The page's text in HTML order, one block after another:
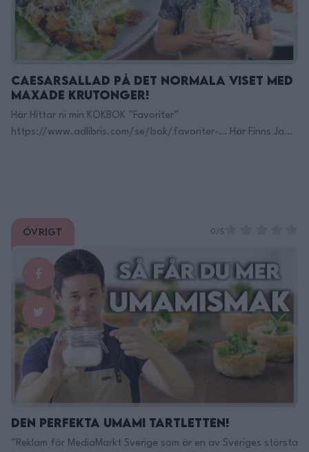
https://adtr.co/XmcR9r Bästa kniv setet:
https://adtr.co/zws3YS …
Continued
Caesarsallad på det normala viset med
MAXADE Krutonger!
Här Hittar ni min KOKBOK ”Favoriter”
https://www.adlibris.com/se/bok/favoriter-… Här Finns Jag
Kockkniv Denna rekomenderar jag!: https://adtr.co/YbViUB
Fancy Kockniv: https://adtr.co/slFyk3 Brödkniv:
https://adtr.co/XmcR9r Bästa kniv setet:
https://adtr.co/zws3YS Lång trancherkniv:
https://adtr.co/FXJmRZ Dunderkniv: https://adtr.co/z8f5PA
Kinesisk hacka: https://adtr.co/utac40 Knivblock:
https://adtr.co/x8wSYs Kniv slip jag använder:
https://adtr.co/vS1Lr6 …
Övrigt 0/5
Den Perfekta Umami tartletten!
”Reklam för MediaMarkt Sverige som är en av Sveriges största